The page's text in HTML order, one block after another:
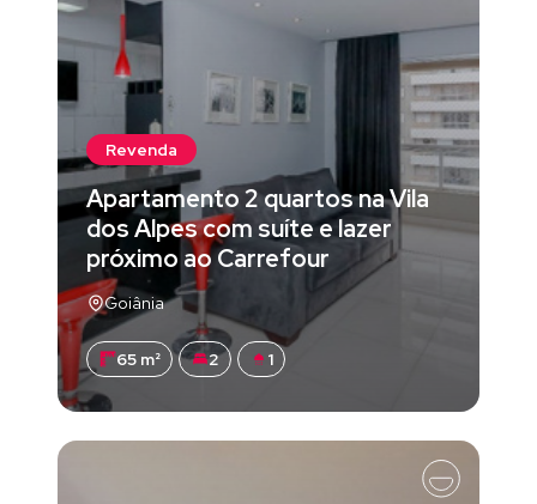
Revenda
Apartamento 2 quartos na Vila
dos Alpes com suíte e lazer
próximo ao Carrefour
Goiânia
65 m² 2 1